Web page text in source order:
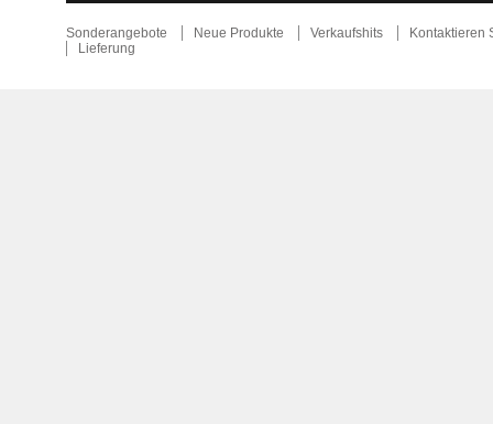
Sonderangebote Neue Produkte Verkaufshits
Kontaktieren
Lieferung